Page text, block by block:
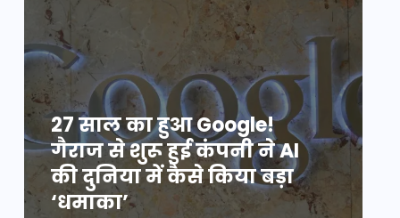
27 साल का हुआ Google!
गैराज से शुरू हुई कंपनी ने AI
की दुनिया में कैसे किया बड़ा
‘धमाका’